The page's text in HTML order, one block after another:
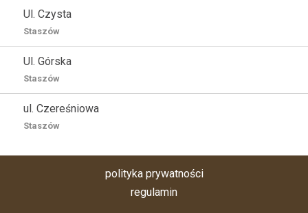
Ul. Czysta
Staszów
Ul. Górska
Staszów
ul. Czereśniowa
Staszów
polityka prywatności
regulamin